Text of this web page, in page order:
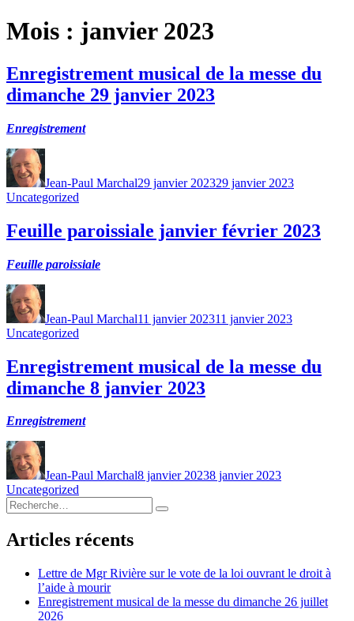
Mois : janvier 2023
Enregistrement musical de la messe du
dimanche 29 janvier 2023
Enregistrement
Jean-Paul Marchal29 janvier 202329 janvier 2023
Uncategorized
Feuille paroissiale janvier février 2023
Feuille paroissiale
Jean-Paul Marchal11 janvier 202311 janvier 2023
Uncategorized
Enregistrement musical de la messe du
dimanche 8 janvier 2023
Enregistrement
Jean-Paul Marchal8 janvier 20238 janvier 2023
Uncategorized
Recherche
pour :
Recherche
Articles récents
Lettre de Mgr Rivière sur le vote de la loi ouvrant le droit à
l’aide à mourir
Enregistrement musical de la messe du dimanche 26 juillet
2026